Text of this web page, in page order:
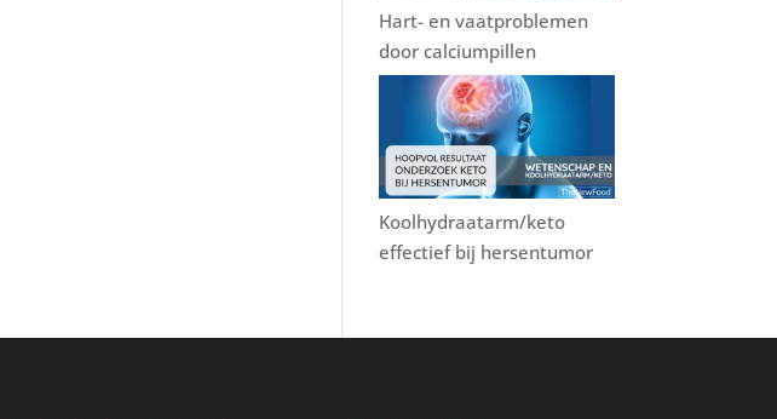
Hart- en vaatproblemen
door calciumpillen
Koolhydraatarm/keto
effectief bij hersentumor